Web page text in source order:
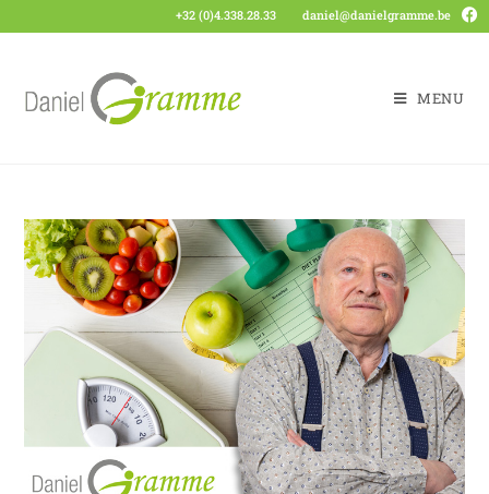
+32 (0)4.338.28.33 daniel@danielgramme.be
MENU